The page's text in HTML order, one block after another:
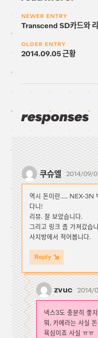
OLDER ENTRY
2014.09.05 근황
NEWER ENTRY
Transcend SD카드와
responses
쿠슈엘 2014/09/
역시 돈이란..... NEX-3N
다니!
리뷰. 잘 보았습니다.
그리고 링크 좀 가져갔습
사지방에서 적어봅니다.
Reply
zvuc 2014/
넥스3도 충분히 좋
뭐, 카메라는 사실
욕심이죠 사실 ㅠㅠ